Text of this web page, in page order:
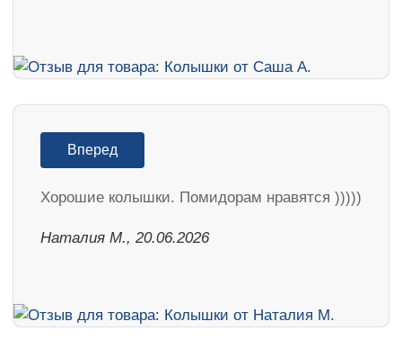
Вперед
Хорошие колышки. Помидорам нравятся )))))
Наталия М., 20.06.2026